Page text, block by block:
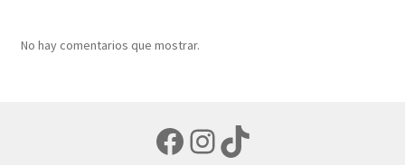
No hay comentarios que mostrar.
Facebook
Instagram
TikTok